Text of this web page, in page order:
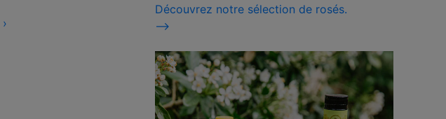
›
Découvrez notre sélection de rosés.
⟶